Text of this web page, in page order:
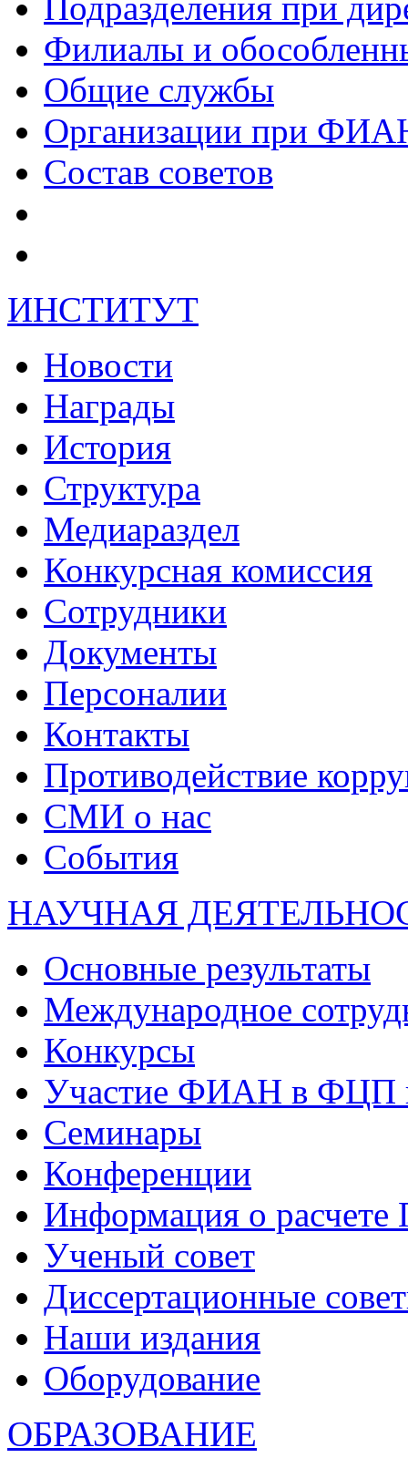
Филиалы и
Общие службы
Организации при
Состав советов
ИНСТИТУТ
Новости
Награды
История
Структура
Медиараздел
Конкурсная комиссия
Сотрудники
Документы
Персоналии
Контакты
Противодействие
СМИ о нас
События
НАУЧНАЯ
Основные результаты
Международное
Конкурсы
Участие ФИАН в ФЦП
Семинары
Конференции
Информация о
Ученый совет
Диссертационные
Наши издания
Оборудование
ОБРАЗОВАНИЕ